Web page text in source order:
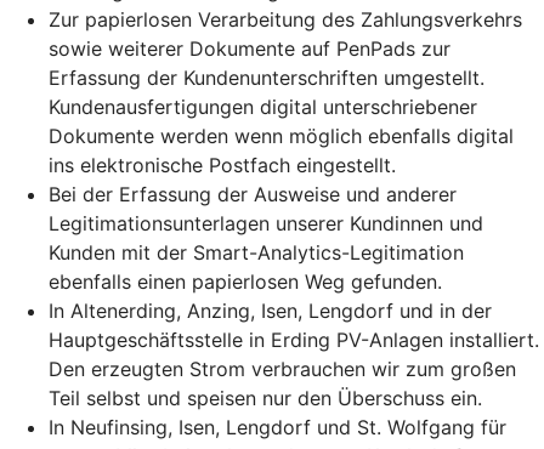
Zur papierlosen Verarbeitung des Zahlungsverkehrs
sowie weiterer Dokumente auf PenPads zur
Erfassung der Kundenunterschriften umgestellt.
Kundenausfertigungen digital unterschriebener
Dokumente werden wenn möglich ebenfalls digital
ins elektronische Postfach eingestellt.
Bei der Erfassung der Ausweise und anderer
Legitimationsunterlagen unserer Kundinnen und
Kunden mit der Smart-Analytics-Legitimation
ebenfalls einen papierlosen Weg gefunden.
In Altenerding, Anzing, Isen, Lengdorf und in der
Hauptgeschäftsstelle in Erding PV-Anlagen installiert.
Den erzeugten Strom verbrauchen wir zum großen
Teil selbst und speisen nur den Überschuss ein.
In Neufinsing, Isen, Lengdorf und St. Wolfgang für